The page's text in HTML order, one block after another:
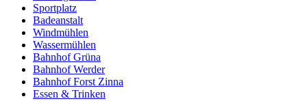
Sportplatz
Badeanstalt
Windmühlen
Wassermühlen
Bahnhof Grüna
Bahnhof Werder
Bahnhof Forst Zinna
Essen & Trinken